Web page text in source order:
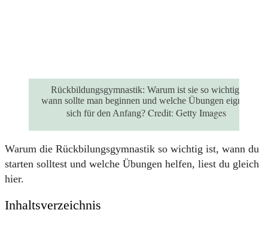
Rückbildungsgymnastik: Warum ist sie so wichtig,
wann sollte man beginnen und welche Übungen eignen
sich für den Anfang? Credit: Getty Images
Warum die Rückbilungsgymnastik so wichtig ist, wann du
starten solltest und welche Übungen helfen, liest du gleich
hier.
Inhaltsverzeichnis